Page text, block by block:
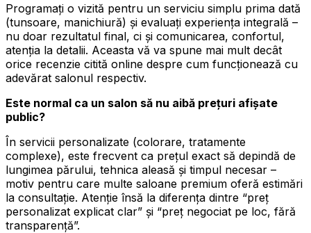
Programați o vizită pentru un serviciu simplu prima dată
(tunsoare, manichiură) și evaluați experiența integrală –
nu doar rezultatul final, ci și comunicarea, confortul,
atenția la detalii. Aceasta vă va spune mai mult decât
orice recenzie citită online despre cum funcționează cu
adevărat salonul respectiv.
Este normal ca un salon să nu aibă prețuri afișate
public?
În servicii personalizate (colorare, tratamente
complexe), este frecvent ca prețul exact să depindă de
lungimea părului, tehnica aleasă și timpul necesar –
motiv pentru care multe saloane premium oferă estimări
la consultație. Atenție însă la diferența dintre “preț
personalizat explicat clar” și “preț negociat pe loc, fără
transparență”.